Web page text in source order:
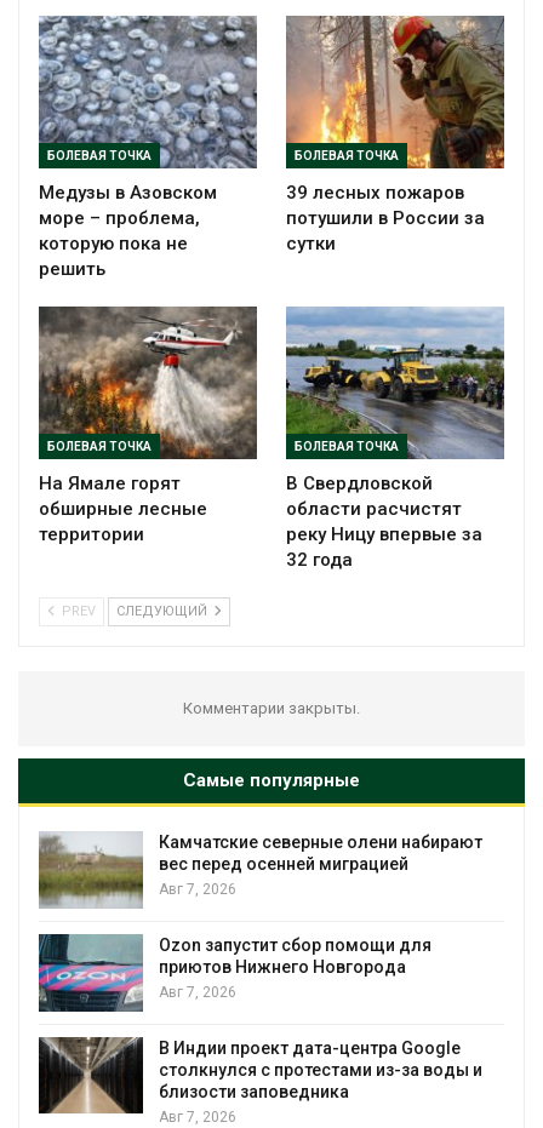
БОЛЕВАЯ ТОЧКА
Медузы в Азовском
море – проблема,
которую пока не
решить
БОЛЕВАЯ ТОЧКА
39 лесных пожаров
потушили в России за
сутки
БОЛЕВАЯ ТОЧКА
На Ямале горят
обширные лесные
территории
БОЛЕВАЯ ТОЧКА
В Свердловской
области расчистят
реку Ницу впервые за
32 года
PREV СЛЕДУЮЩИЙ
Комментарии закрыты.
Самые популярные
Камчатские северные олени набирают
вес перед осенней миграцией
Авг 7, 2026
Ozon запустит сбор помощи для
приютов Нижнего Новгорода
Авг 7, 2026
В Индии проект дата-центра Google
столкнулся с протестами из-за воды и
близости заповедника
Авг 7, 2026